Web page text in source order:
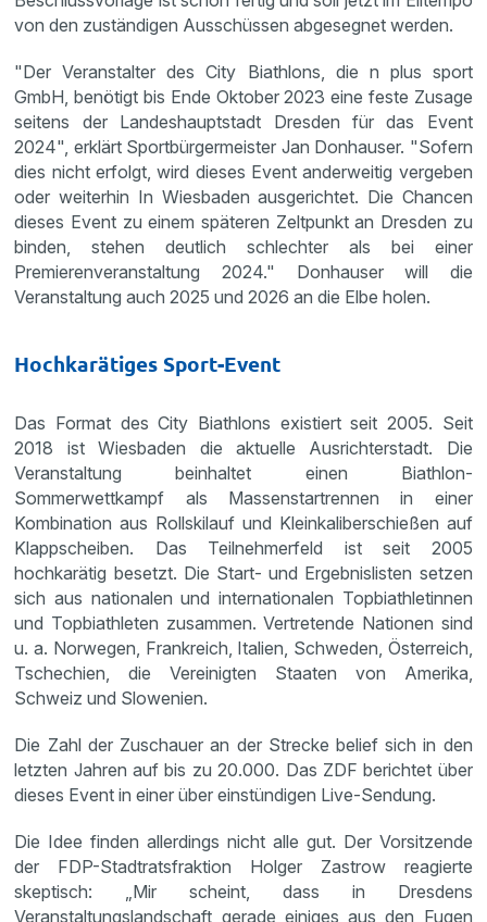
von den zuständigen Ausschüssen abgesegnet werden.
"Der Veranstalter des City Biathlons, die n plus sport
GmbH, benötigt bis Ende Oktober 2023 eine feste Zusage
seitens der Landeshauptstadt Dresden für das Event
2024", erklärt Sportbürgermeister Jan Donhauser. "Sofern
dies nicht erfolgt, wird dieses Event anderweitig vergeben
oder weiterhin In Wiesbaden ausgerichtet. Die Chancen
dieses Event zu einem späteren Zeltpunkt an Dresden zu
binden, stehen deutlich schlechter als bei einer
Premierenveranstaltung 2024." Donhauser will die
Veranstaltung auch 2025 und 2026 an die Elbe holen.
Hochkarätiges Sport-Event
Das Format des City Biathlons existiert seit 2005. Seit
2018 ist Wiesbaden die aktuelle Ausrichterstadt. Die
Veranstaltung beinhaltet einen Biathlon-
Sommerwettkampf als Massenstartrennen in einer
Kombination aus Rollskilauf und Kleinkaliberschießen auf
Klappscheiben. Das Teilnehmerfeld ist seit 2005
hochkarätig besetzt. Die Start- und Ergebnislisten setzen
sich aus nationalen und internationalen Topbiathletinnen
und Topbiathleten zusammen. Vertretende Nationen sind
u. a. Norwegen, Frankreich, Italien, Schweden, Österreich,
Tschechien, die Vereinigten Staaten von Amerika,
Schweiz und Slowenien.
Die Zahl der Zuschauer an der Strecke belief sich in den
letzten Jahren auf bis zu 20.000. Das ZDF berichtet über
dieses Event in einer über einstündigen Live-Sendung.
Die Idee finden allerdings nicht alle gut. Der Vorsitzende
der FDP-Stadtratsfraktion Holger Zastrow reagierte
skeptisch: „Mir scheint, dass in Dresdens
Veranstaltungslandschaft gerade einiges aus den Fugen